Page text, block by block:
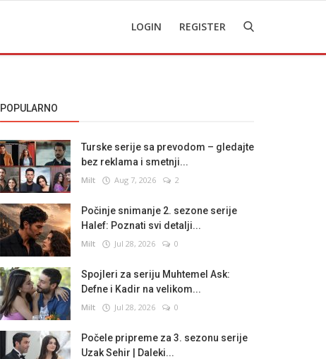
LOGIN REGISTER
POPULARNO
Turske serije sa prevodom – gledajte
bez reklama i smetnji...
Milt Aug 7, 2026 2
Počinje snimanje 2. sezone serije
Halef: Poznati svi detalji...
Milt Jul 28, 2026 0
Spojleri za seriju Muhtemel Ask:
Defne i Kadir na velikom...
Milt Jul 28, 2026 0
Počele pripreme za 3. sezonu serije
Uzak Sehir | Daleki...